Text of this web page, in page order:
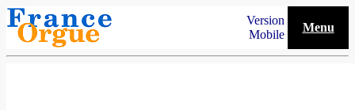
Version
Mobile
Menu